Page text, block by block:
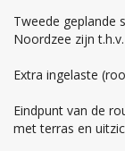
Tweede geplande
Noordzee zijn
Extra ingelaste
Eindpunt van de
met terras en